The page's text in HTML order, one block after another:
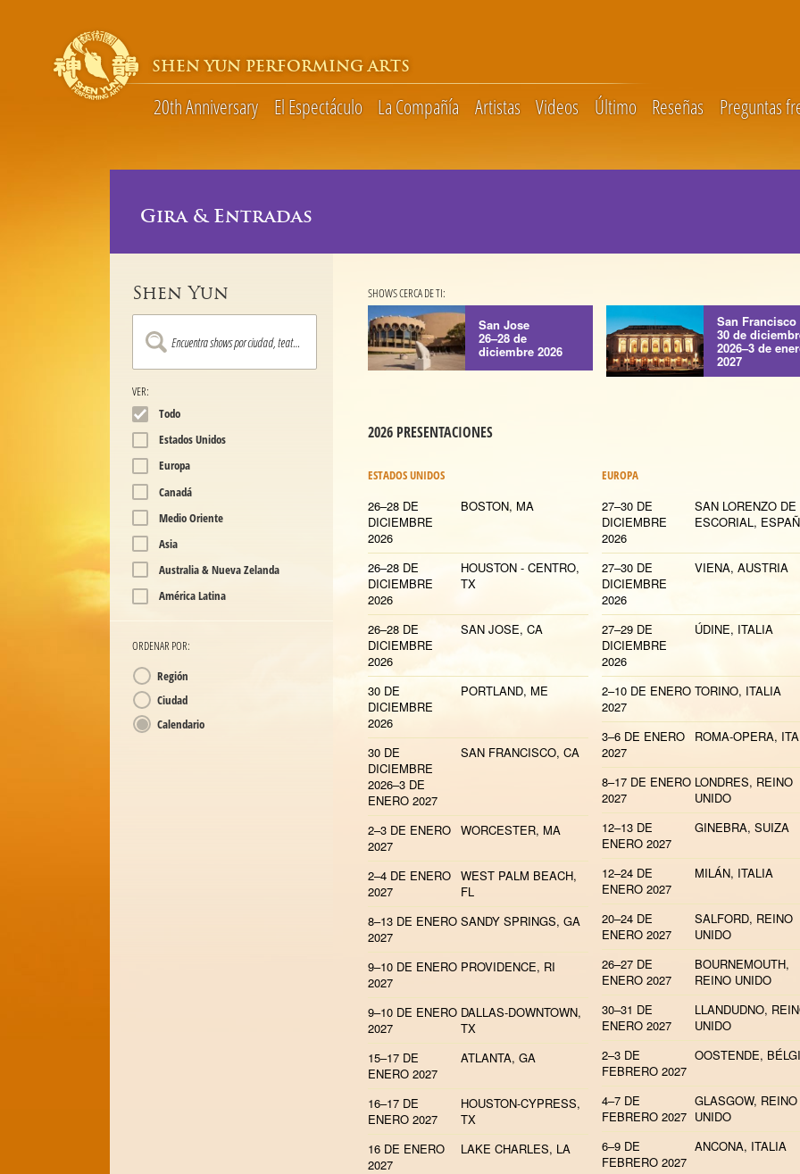
SHEN YUN PERFORMING ARTS
20th Anniversary El Espectáculo La Compañía Artistas Videos Último Reseñas Preguntas
Gira & Entradas
Shen Yun
VER:
Todo
Estados Unidos
Europa
Canadá
Medio Oriente
Asia
Australia & Nueva Zelanda
América Latina
ORDENAR POR:
Región
Ciudad
Calendario
SHOWS CERCA DE TI:
San Jose
26–28 de
diciembre 2026
San Francisco
30 de
2026–3 de
2027
2026 PRESENTACIONES
ESTADOS UNIDOS
26–28 DE
DICIEMBRE
2026
BOSTON, MA
26–28 DE
DICIEMBRE
2026
HOUSTON - CENTRO,
TX
26–28 DE
DICIEMBRE
2026
SAN JOSE, CA
30 DE
DICIEMBRE
2026
PORTLAND, ME
30 DE
DICIEMBRE
2026–3 DE
ENERO 2027
SAN FRANCISCO, CA
2–3 DE ENERO
2027
WORCESTER, MA
2–4 DE ENERO
2027
WEST PALM BEACH,
FL
8–13 DE ENERO
2027
SANDY SPRINGS, GA
9–10 DE ENERO
2027
PROVIDENCE, RI
9–10 DE ENERO
2027
DALLAS-DOWNTOWN,
TX
15–17 DE
ENERO 2027
ATLANTA, GA
16–17 DE
ENERO 2027
HOUSTON-CYPRESS,
TX
16 DE ENERO
2027
LAKE CHARLES, LA
EUROPA
27–30 DE
DICIEMBRE
2026
SAN LORENZO DE
ESCORIAL,
27–30 DE
DICIEMBRE
2026
VIENA, AUSTRIA
27–29 DE
DICIEMBRE
2026
ÚDINE, ITALIA
2–10 DE ENERO
2027
TORINO, ITALIA
3–6 DE ENERO
2027
ROMA-OPERA,
8–17 DE ENERO
2027
LONDRES, REINO
UNIDO
12–13 DE
ENERO 2027
GINEBRA, SUIZA
12–24 DE
ENERO 2027
MILÁN, ITALIA
20–24 DE
ENERO 2027
SALFORD, REINO
UNIDO
26–27 DE
ENERO 2027
BOURNEMOUTH,
REINO UNIDO
30–31 DE
ENERO 2027
LLANDUDNO,
UNIDO
2–3 DE
FEBRERO 2027
OOSTENDE,
4–7 DE
FEBRERO 2027
GLASGOW, REINO
UNIDO
6–9 DE
FEBRERO 2027
ANCONA, ITALIA